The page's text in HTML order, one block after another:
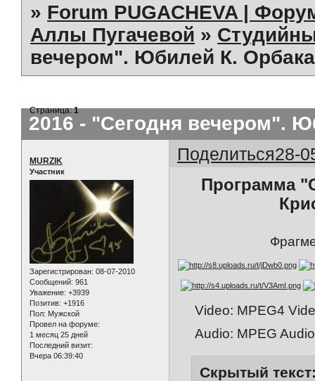
» Forum PUGACHEVA |
Аллы Пугачевой »
вечером". Юбилей К.
2016 - "Сегодня вечером".
Страница:1
Поделиться28-
MURZIK
Участник
Зарегистрирован: 08-07-2010
Сообщений: 961
Уважение: +3939
Позитив: +1916
Пол: Мужской
Провел на форуме:
1 месяц 25 дней
Последний визит:
Вчера 06:39:40
Программа
Video: MPEG4
Audio: MPEG
Скрытый